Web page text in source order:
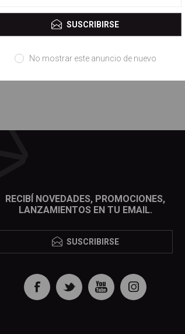
GÉNERO
RECIBÍ NOVEDADES, PROMOCIONES,
LANZAMIENTOS EN TU EMAIL.
SUSCRIBIRSE
SUSCRIBIRSE
No mostrar este anuncio de nuevo